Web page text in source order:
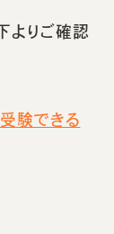
よりご確認
験できる